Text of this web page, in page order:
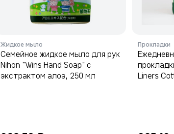
Жидкое мыло
Семейное жидкое мыло для рук
Nihon "Wins Hand Soap" с
экстрактом алоэ, 250 мл
Прокладки
Liners